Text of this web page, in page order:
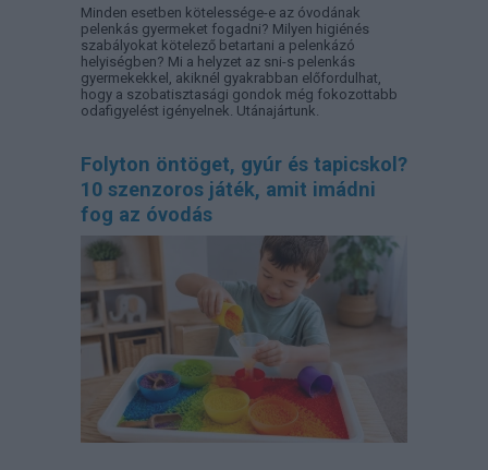
Minden esetben kötelessége-e az óvodának
pelenkás gyermeket fogadni? Milyen higiénés
szabályokat kötelező betartani a pelenkázó
helyiségben? Mi a helyzet az sni-s pelenkás
gyermekekkel, akiknél gyakrabban előfordulhat,
hogy a szobatisztasági gondok még fokozottabb
odafigyelést igényelnek. Utánajártunk.
Folyton öntöget, gyúr és tapicskol?
10 szenzoros játék, amit imádni
fog az óvodás